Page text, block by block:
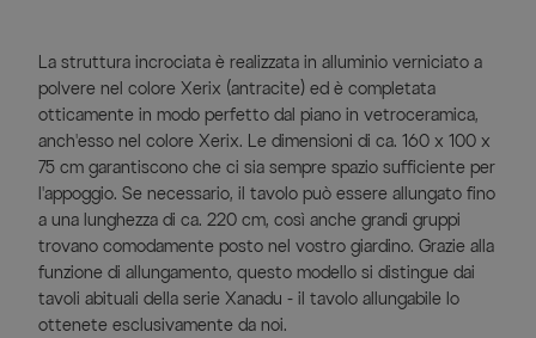
La struttura incrociata è realizzata in alluminio verniciato a
polvere nel colore Xerix (antracite) ed è completata
otticamente in modo perfetto dal piano in vetroceramica,
anch'esso nel colore Xerix. Le dimensioni di ca. 160 x 100 x
75 cm garantiscono che ci sia sempre spazio sufficiente per
l'appoggio. Se necessario, il tavolo può essere allungato fino
a una lunghezza di ca. 220 cm, così anche grandi gruppi
trovano comodamente posto nel vostro giardino. Grazie alla
funzione di allungamento, questo modello si distingue dai
tavoli abituali della serie Xanadu - il tavolo allungabile lo
ottenete esclusivamente da noi.